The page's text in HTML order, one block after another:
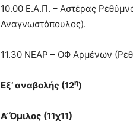
10.00 Ε.Α.Π. – Αστέρας
Αναγνωστόπουλος).
11.30 ΝΕΑΡ – ΟΦ Αρμένων
Εξ’ αναβολής (12η)
Α’ Όμιλος (11χ11)